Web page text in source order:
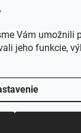
Vám umožnili
jeho funkcie,